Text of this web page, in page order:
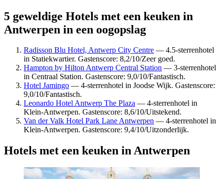
5 geweldige Hotels met een keuken in
Antwerpen in een oogopslag
Radisson Blu Hotel, Antwerp City Centre — 4.5-sterrenhotel
in Statiekwartier. Gastenscore: 8,2/10/Zeer goed.
Hampton by Hilton Antwerp Central Station — 3-sterrenhotel
in Centraal Station. Gastenscore: 9,0/10/Fantastisch.
Hotel Jamingo — 4-sterrenhotel in Joodse Wijk. Gastenscore:
9,0/10/Fantastisch.
Leonardo Hotel Antwerp The Plaza — 4-sterrenhotel in
Klein-Antwerpen. Gastenscore: 8,6/10/Uitstekend.
Van der Valk Hotel Park Lane Antwerpen — 4-sterrenhotel in
Klein-Antwerpen. Gastenscore: 9,4/10/Uitzonderlijk.
Hotels met een keuken in Antwerpen